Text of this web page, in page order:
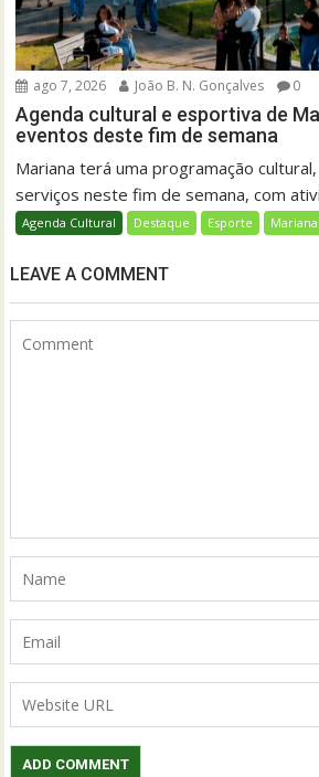
ago 7, 2026 João B. N. Gonçalves 0
Agenda cultural e esportiva de
eventos deste fim de semana
Mariana terá uma programação
serviços neste fim de semana, com
Agenda Cultural Destaque Esporte Mariana
LEAVE A COMMENT